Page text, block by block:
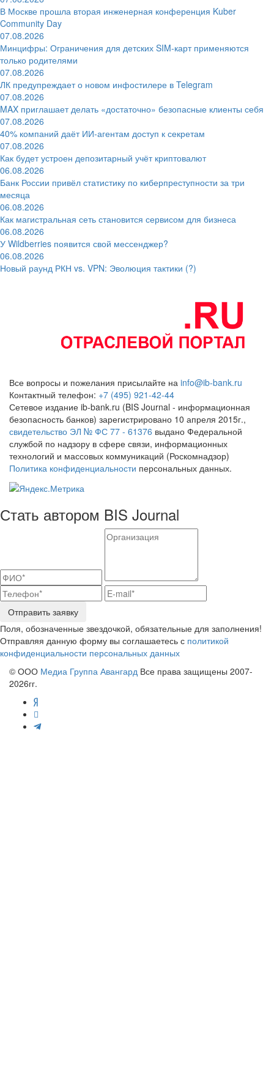
В Москве прошла вторая инженерная конференция Kuber
Community Day
07.08.2026
Минцифры: Ограничения для детских SIM-карт применяются
только родителями
07.08.2026
ЛК предупреждает о новом инфостилере в Telegram
07.08.2026
MAX приглашает делать «достаточно» безопасные клиенты себя
07.08.2026
40% компаний даёт ИИ‑агентам доступ к секретам
07.08.2026
Как будет устроен депозитарный учёт криптовалют
06.08.2026
Банк России привёл статистику по киберпреступности за три
месяца
06.08.2026
Как магистральная сеть становится сервисом для бизнеса
06.08.2026
У Wildberries появится свой мессенджер?
06.08.2026
Новый раунд РКН vs. VPN: Эволюция тактики (?)
Все вопросы и пожелания присылайте на info@ib-bank.ru
Контактный телефон: +7 (495) 921-42-44
Сетевое издание ib-bank.ru (BIS Journal - информационная
безопасность банков) зарегистрировано 10 апреля 2015г.,
свидетельство ЭЛ № ФС 77 - 61376 выдано Федеральной
службой по надзору в сфере связи, информационных
технологий и массовых коммуникаций (Роскомнадзор)
Политика конфиденциальности персональных данных.
Стать автором BIS Journal
Отправить заявку
Поля, обозначенные звездочкой, обязательные для заполнения!
Отправляя данную форму вы соглашаетесь с политикой
конфиденциальности персональных данных
© ООО Медиа Группа Авангард Все права защищены 2007-
2026гг.